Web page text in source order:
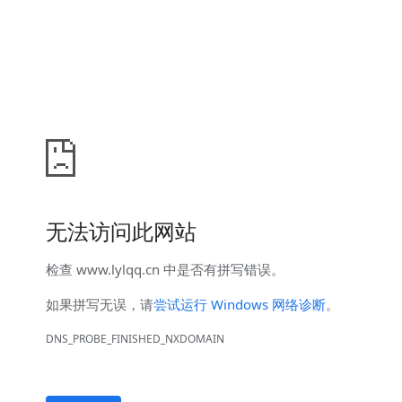
无法访问此网站
检查www.lylqq.cn 中是否有拼写错误。
如果拼写无误，请尝试运行 Windows 网络诊断。
DNS_PROBE_FINISHED_NXDOMAIN